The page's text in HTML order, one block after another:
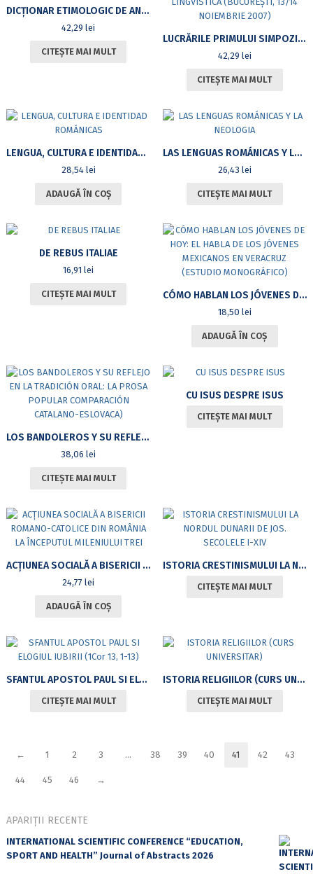
DICȚIONAR ETIMOLOGIC DE ANTONIME NEOLOGICE
42,29lei
CITEȘTE MAI MULT
LUCRĂRILE PRIMULUI SIMPOZION INTERNAȚIONAL DE LINGVISTICĂ (BUCUREȘTI, 13/14 NOIEMBRIE 2007)
42,29 lei
CITEȘTE MAI MULT
LENGUA, CULTURA E IDENTIDAD ROMÁNICAS
28,54 lei
ADAUGĂ ÎN COȘ
LAS LENGUAS ROMÁNICAS Y LA NEOLOGIA
26,43 lei
CITEȘTE MAI MULT
DE REBUS ITALIAE
16,91lei
CITEȘTE MAI MULT CÓMO HABLAN LOS JÓVENES DE HOY: EL HABLA DE LOS JÓVENES MEXICANOS EN VERACRUZ (ESTUDIO MONOGRÁFICO)
18,50 lei
ADAUGĂ ÎN COȘ
LOS BANDOLEROS Y SU REFLEJO EN LA TRADICIÓN ORAL: LA PROSA POPULAR COMPARACIÓN CATALANO-ESLOVACA)
38,06lei
CITEȘTE MAI MULT
CU ISUS DESPRE ISUS
CITEȘTE MAI MULT
ACȚIUNEA SOCIALĂ A BISERICII ROMANO-CATOLICE DIN ROMÂNIA LA ÎNCEPUTUL MILENIULUI TREI
24,77lei
ADAUGĂ ÎN COȘ
ISTORIA CRESTINISMULUI LA NORDUL DUNARII DE JOS. SECOLELE I-XIV
CITEȘTE MAI MULT
SFANTUL APOSTOL PAUL SI ELOGIUL IUBIRII (1COR 13, 1-13)
CITEȘTE MAI MULT
ISTORIA RELIGIILOR (CURS UNIVERSITAR)
CITEȘTE MAI MULT
← 1 2 3 … 38 39 40 41 42 43
44 45 46 →
APARIȚII RECENTE
INTERNATIONAL SCIENTIFIC CONFERENCE “EDUCATION,
SPORT AND HEALTH” Journal of Abstracts 2026